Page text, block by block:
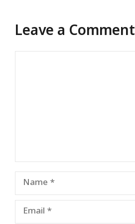
Leave a Comment
Name
Email